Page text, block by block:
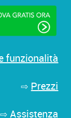
funzionalità
⇨ Prezzi
⇨ Assistenza